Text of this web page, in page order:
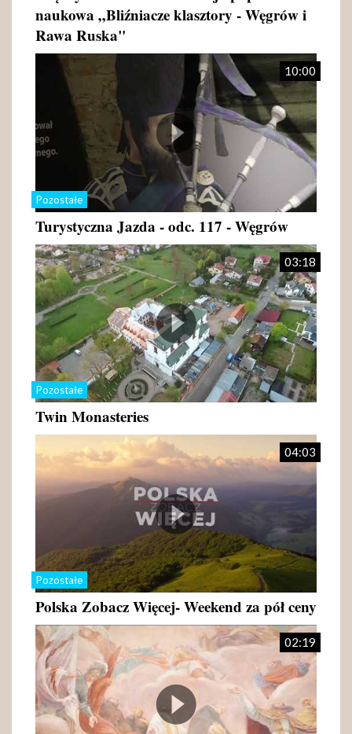
naukowa „Bliźniacze klasztory - Węgrów i
Rawa Ruska"
Pozostałe
10:00
Turystyczna Jazda - odc. 117 - Węgrów
Pozostałe
03:18
Twin Monasteries
Pozostałe
04:03
Polska Zobacz Więcej- Weekend za pół ceny
02:19